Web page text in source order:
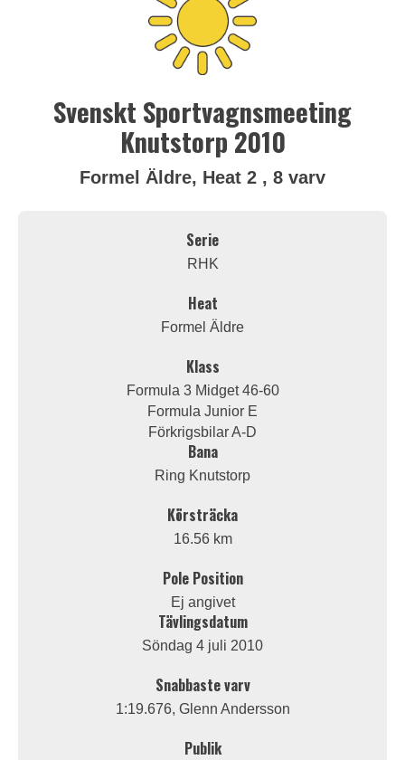
Svenskt Sportvagnsmeeting
Knutstorp 2010
Formel Äldre, Heat 2 , 8 varv
Serie
RHK
Heat
Formel Äldre
Klass
Formula 3 Midget 46-60
Formula Junior E
Förkrigsbilar A-D
Bana
Ring Knutstorp
Körsträcka
16.56 km
Pole Position
Ej angivet
Tävlingsdatum
Söndag 4 juli 2010
Snabbaste varv
1:19.676, Glenn Andersson
Publik